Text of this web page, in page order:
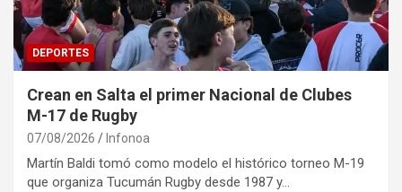
DEPORTES
Crean en Salta el primer Nacional de Clubes
M-17 de Rugby
07/08/2026 Infonoa
Martín Baldi tomó como modelo el histórico torneo M-19
que organiza Tucumán Rugby desde 1987 y…